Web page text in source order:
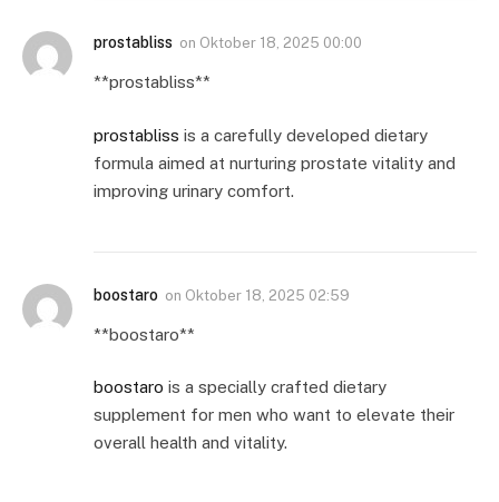
prostabliss on Oktober 18, 2025 00:00
**prostabliss**
prostabliss is a carefully developed dietary
formula aimed at nurturing prostate vitality and
improving urinary comfort.
boostaro on Oktober 18, 2025 02:59
**boostaro**
boostaro is a specially crafted dietary
supplement for men who want to elevate their
overall health and vitality.